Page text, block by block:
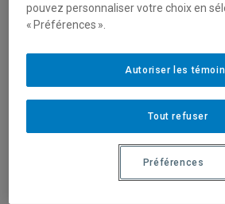
de Estudios Canadienses
Madrid (Miraflores de la Sierra), Espagne
pouvez personnaliser votre choix en
« Préférences ».
Tout refuser
Autoriser les
Préférences